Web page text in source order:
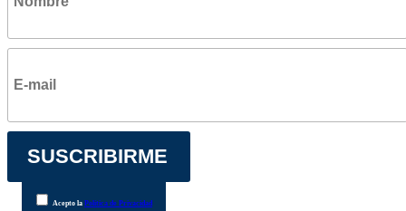
Acepto la Política de Privacidad